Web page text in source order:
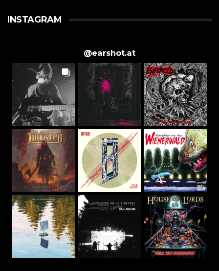
INSTAGRAM
@earshot.at